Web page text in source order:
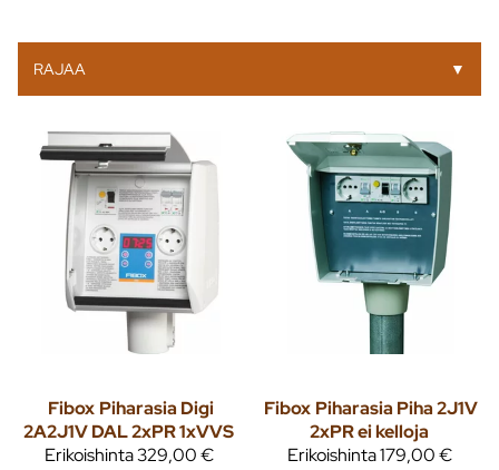
RAJAA ▼
Fibox Piharasia Digi
2A2J1V DAL 2xPR 1xVVS
Erikoishinta329,00 €
Fibox Piharasia Piha 2J1V
2xPR ei kelloja
Erikoishinta179,00 €